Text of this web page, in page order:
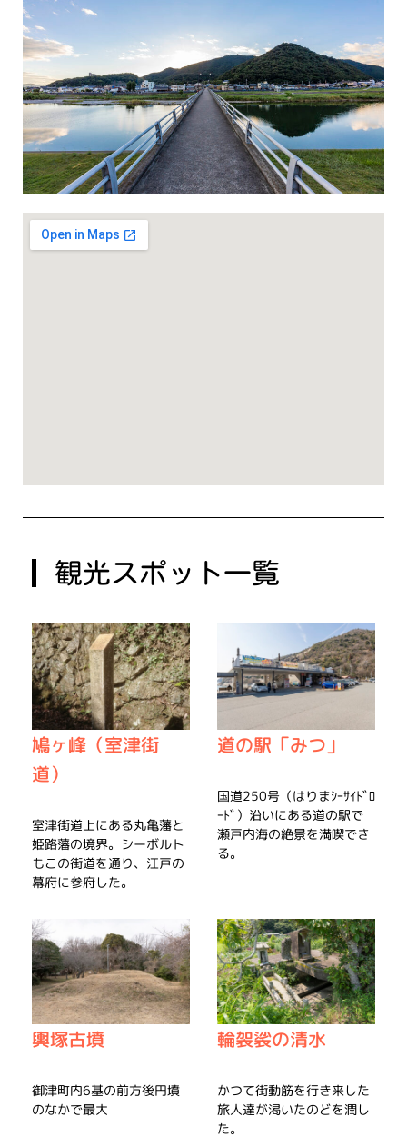
観光スポット一覧
鳩ヶ峰（室津街
道）
室津街道上にある丸亀藩と
姫路藩の境界。シーボルト
もこの街道を通り、江戸の
幕府に参府した。
道の駅「みつ」
国道250号（はりまｼｰｻｲﾄﾞﾛ
ｰﾄﾞ）沿いにある道の駅で
瀬戸内海の絶景を満喫でき
る。
輿塚古墳
御津町内6基の前方後円墳
のなかで最大
輪袈裟の清水
かつて街動筋を行き来した
旅人達が渇いたのどを潤し
た。